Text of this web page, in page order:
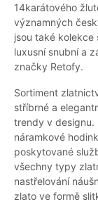
14karátového
významných
jsou také kolekce
luxusní snubní a
značky Retofy.
Sortiment
stříbrné a
trendy v designu.
náramkové
poskytované
všechny typy
nastřelování
zlato ve formě